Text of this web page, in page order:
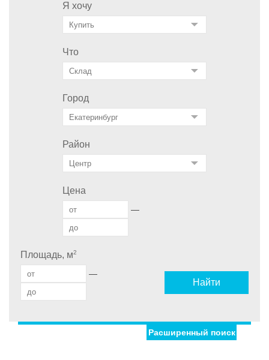
Я хочу
Что
Город
Район
Цена
—
Площадь, м2
—
Найти
Дом
Ипотека
Расширенный поиск